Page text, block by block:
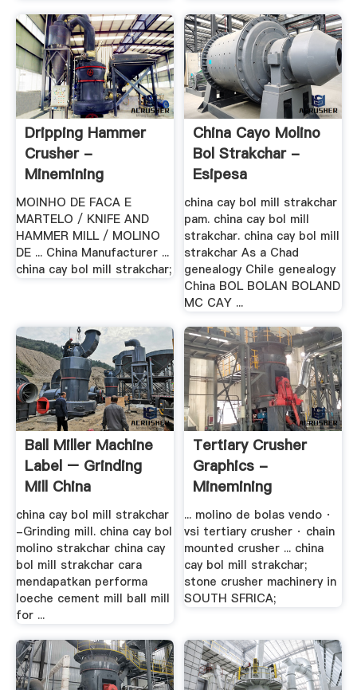
Dripping Hammer
Crusher -
Minemining
MOINHO DE FACA E
MARTELO / KNIFE AND
HAMMER MILL / MOLINO
DE ... China Manufacturer ...
china cay bol mill strakchar;
China Cayo Molino
Bol Strakchar -
Esipesa
china cay bol mill strakchar
pam. china cay bol mill
strakchar. china cay bol mill
strakchar As a Chad
genealogy Chile genealogy
China BOL BOLAN BOLAND
MC CAY ...
Ball Miller Machine
Label – Grinding
Mill China
china cay bol mill strakchar
-Grinding mill. china cay bol
molino strakchar china cay
bol mill strakchar cara
mendapatkan performa
loeche cement mill ball mill
for ...
Tertiary Crusher
Graphics -
Minemining
... molino de bolas vendo ·
vsi tertiary crusher · chain
mounted crusher ... china
cay bol mill strakchar;
stone crusher machinery in
SOUTH SFRICA;